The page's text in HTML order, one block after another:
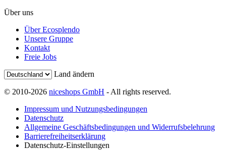
Über uns
Über Ecosplendo
Unsere Gruppe
Kontakt
Freie Jobs
Land ändern
© 2010-2026 niceshops GmbH - All rights reserved.
Impressum und Nutzungsbedingungen
Datenschutz
Allgemeine Geschäftsbedingungen und Widerrufsbelehrung
Barrierefreiheitserklärung
Datenschutz-Einstellungen